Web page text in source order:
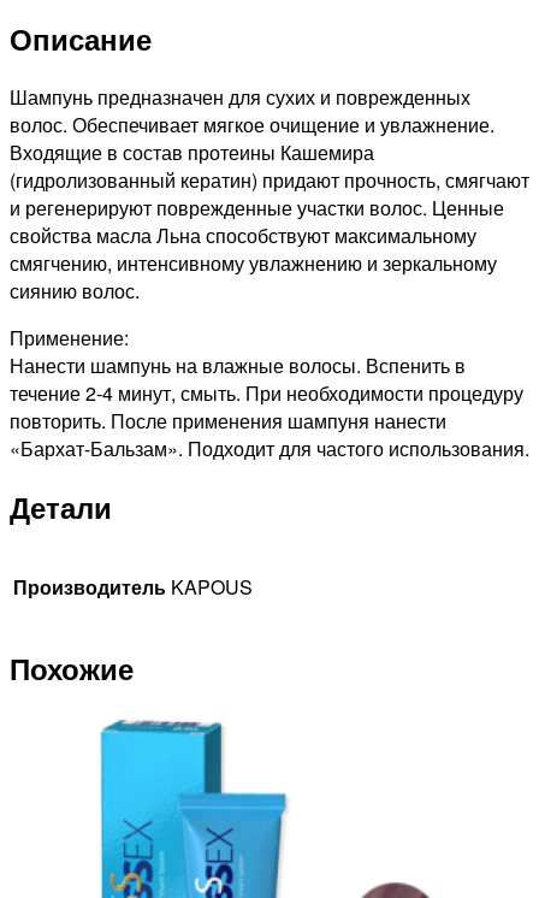
Шампунь
протеинами
кашемира
и
маслом
льна,
350мл
Описание
Шампунь предназначен для сухих и поврежденных
волос. Обеспечивает мягкое очищение и увлажнение.
Входящие в состав протеины Кашемира
(гидролизованный кератин) придают прочность, смягчают
и регенерируют поврежденные участки волос. Ценные
свойства масла Льна способствуют максимальному
смягчению, интенсивному увлажнению и зеркальному
сиянию волос.
Применение:
Нанести шампунь на влажные волосы. Вспенить в
течение 2-4 минут, смыть. При необходимости процедуру
повторить. После применения шампуня нанести
«Бархат-Бальзам». Подходит для частого использования.
Детали
Производитель KAPOUS
Похожие